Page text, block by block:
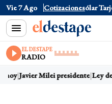
Vie 7 Ago Cotizaciones
Oficial $1520 Dólar
EL DESTAPE
RADIO
hoy Javier Milei presidente Ley